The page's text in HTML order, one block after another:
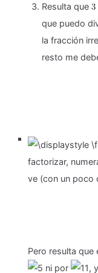
Resulta que
que puedo
la fracción
resto me
factorizar,
ve (con un poco
Pero resulta
ni por
,